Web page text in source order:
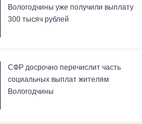
Вологодчины уже получили выплату
300 тысяч рублей
СФР досрочно перечислит часть
социальных выплат жителям
Вологодчины